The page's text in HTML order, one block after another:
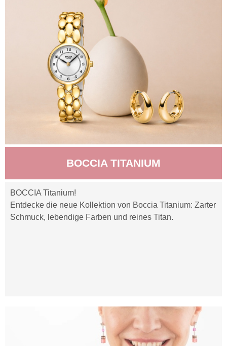
BOCCIA TITANIUM
BOCCIA Titanium!
Entdecke die neue Kollektion von Boccia Titanium: Zarter
Schmuck, lebendige Farben und reines Titan.